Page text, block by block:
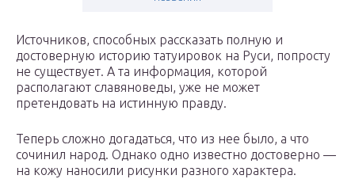
Источников, способных рассказать полную и
достоверную историю татуировок на Руси, попросту
не существует. А та информация, которой
располагают славяноведы, уже не может
претендовать на истинную правду.
Теперь сложно догадаться, что из нее было, а что
сочинил народ. Однако одно известно достоверно —
на кожу наносили рисунки разного характера.